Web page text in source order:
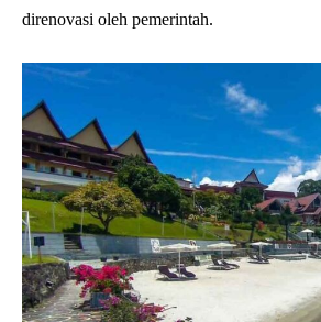
direnovasi oleh pemerintah.